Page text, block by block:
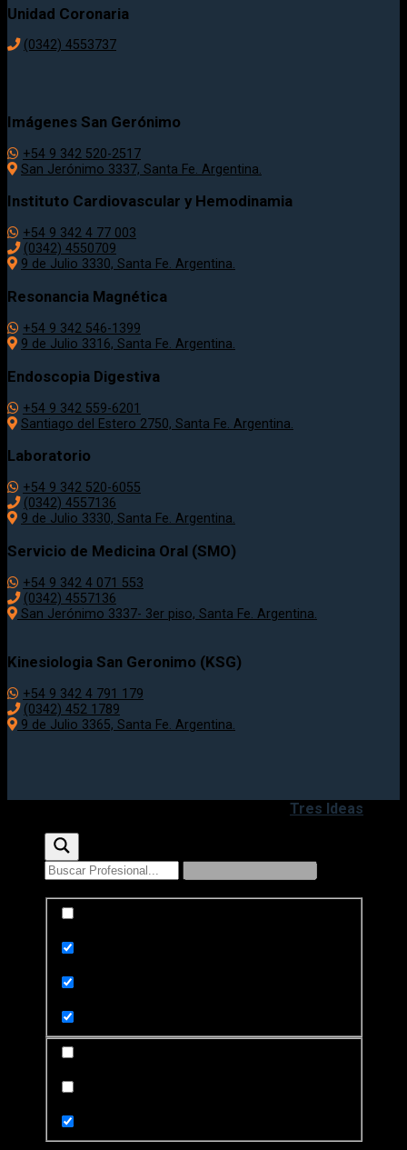
Unidad Coronaria
(0342) 4553737
Imágenes San Gerónimo
+54 9 342 520-2517
San Jerónimo 3337, Santa Fe. Argentina.
Instituto Cardiovascular y Hemodinamia
+54 9 342 4 77 003
(0342) 4550709
9 de Julio 3330, Santa Fe. Argentina.
Resonancia Magnética
+54 9 342 546-1399
9 de Julio 3316, Santa Fe. Argentina.
Endoscopia Digestiva
+54 9 342 559-6201
Santiago del Estero 2750, Santa Fe. Argentina.
Laboratorio
+54 9 342 520-6055
(0342) 4557136
9 de Julio 3330, Santa Fe. Argentina.
Servicio de Medicina Oral (SMO)
+54 9 342 4 071 553
(0342) 4557136
San Jerónimo 3337- 3er piso, Santa Fe. Argentina.
Kinesiologia San Geronimo (KSG)
+54 9 342 4 791 179
(0342) 452 1789
9 de Julio 3365, Santa Fe. Argentina.
Tres Ideas